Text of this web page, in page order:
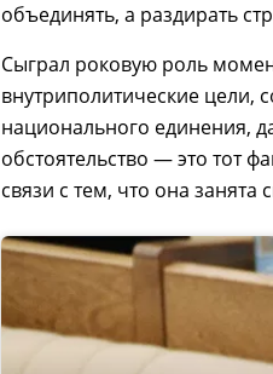
объединять, а раздирать
Сыграл роковую роль
внутриполитические цели,
национального единения,
обстоятельство — это тот
связи с тем, что она